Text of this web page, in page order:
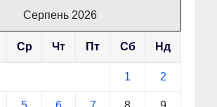
Серпень 2026
Ср Чт Пт Сб Нд
1 2